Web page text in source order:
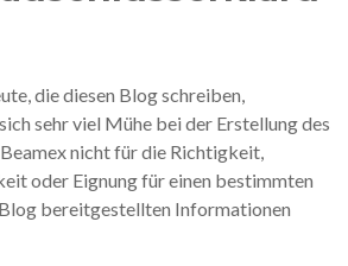
die diesen Blog schreiben,
sehr viel Mühe bei der Erstellung des
nicht für die Richtigkeit,
oder Eignung für einen bestimmten
bereitgestellten Informationen